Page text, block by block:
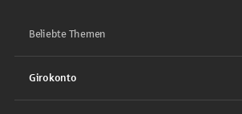
Beliebte Themen
Girokonto